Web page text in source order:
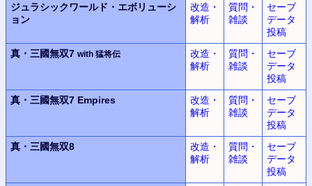
ジュラシックワールド・エボリューシ
ョン
改造・
解析
質問・
雑談
セーブ
データ
投稿
真・三國無双7 with 猛将伝
改造・
解析
質問・
雑談
セーブ
データ
投稿
真・三國無双7 Empires
改造・
解析
質問・
雑談
セーブ
データ
投稿
真・三國無双8
改造・
解析
質問・
雑談
セーブ
データ
投稿